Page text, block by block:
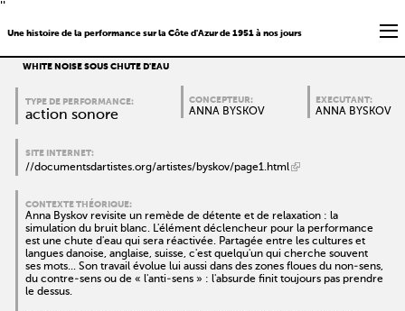
''
Une histoire de la performance sur la Côte d'Azur de 1951 à nos jours
WHITE NOISE SOUS CHUTE D'EAU
TYPE DE PERFORMANCE:
action sonore
CONCEPTEUR:
ANNA BYSKOV
EXECUTANT:
ANNA BYSKOV
SITE INTERNET:
//documentsdartistes.org/artistes/byskov/page1.html
CONTEXTE THÉORIQUE:
Anna Byskov revisite un remède de détente et de relaxation : la
simulation du bruit blanc. L'élément déclencheur pour la performance
est une chute d'eau qui sera réactivée. Partagée entre les cultures et
langues danoise, anglaise, suisse, c'est quelqu'un qui cherche souvent
ses mots... Son travail évolue lui aussi dans des zones floues du non-sens,
du contre-sens ou de « l'anti-sens » : l'absurde finit toujours pas prendre
le dessus.